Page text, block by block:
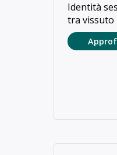
Identità
tra vissuto